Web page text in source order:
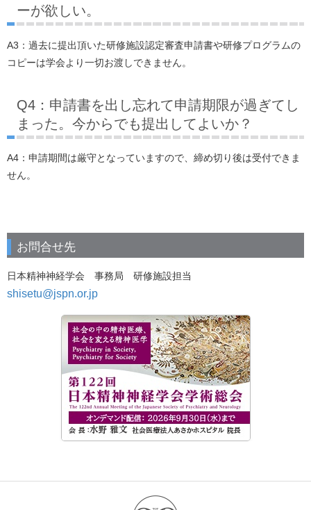
ーが欲しい。
A3：過去に提出頂いた研修施設認定審査申請書や研修プログラムの
コピーは学会より一切お渡しできません。
Q4：申請書を出し忘れて申請期限が過ぎてし
まった。今からでも提出してよいか？
A4：申請期間は厳守となっていますので、締め切り後は受付できま
せん。
お問合せ先
日本精神神経学会 事務局 研修施設担当
shisetu@jspn.or.jp